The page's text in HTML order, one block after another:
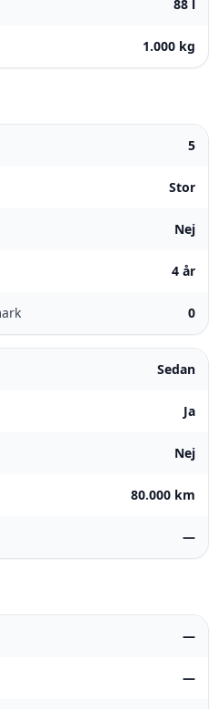
88 l
1.000 kg
5
Stor
Nej
4 år
0
Sedan
Ja
Nej
80.000 km
—
—
—